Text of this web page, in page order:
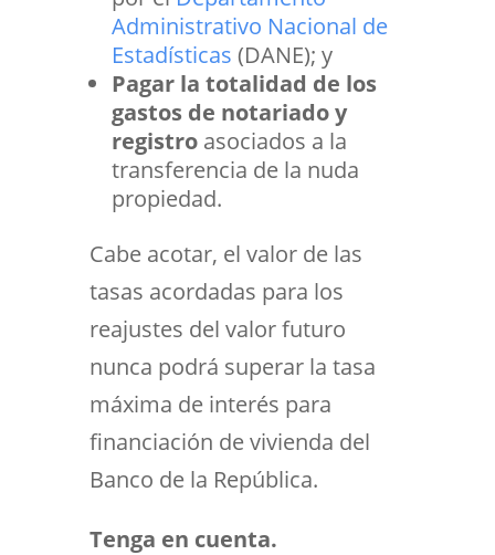
Administrativo Nacional de
Estadísticas (DANE); y
Pagar la totalidad de los
gastos de notariado y
registroasociados a la
transferencia de la nuda
propiedad.
Cabe acotar, el valor de las
tasas acordadas para los
reajustes del valor futuro
nunca podrá superar la tasa
máxima de interés para
financiación de vivienda del
Banco de la República.
Tenga en cuenta.